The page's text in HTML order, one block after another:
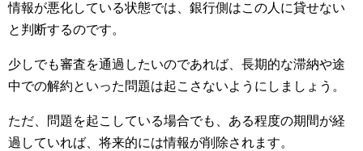
情報が悪化している状態では、銀行側はこの人に貸せない
と判断するのです。
少しでも審査を通過したいのであれば、長期的な滞納や途
中での解約といった問題は起こさないようにしましょう。
ただ、問題を起こしている場合でも、ある程度の期間が経
過していれば、将来的には情報が削除されます。